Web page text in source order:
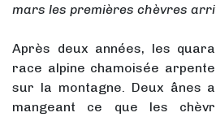
mars les premières chèvres
Après deux années, les
race alpine chamoisée
sur la montagne. Deux ânes
mangeant ce que les